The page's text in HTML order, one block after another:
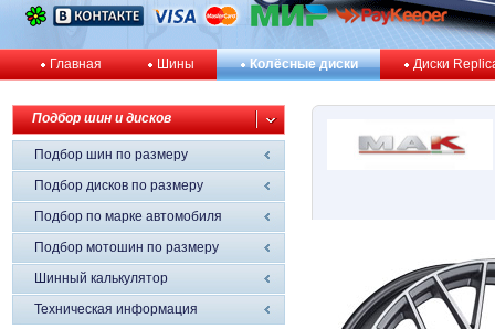
Главная Шины Колёсные диски Диски
Подбор шин и дисков
Подбор шин по размеру
Подбор дисков по размеру
Подбор по марке автомобиля
Подбор мотошин по размеру
Шинный калькулятор
Техническая информация